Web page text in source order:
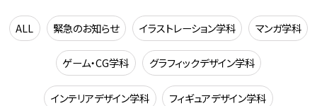
ALL 緊急のお知らせ イラストレーション学科 マンガ学科
ゲーム・CG学科 グラフィックデザイン学科
インテリアデザイン学科 フィギュアデザイン学科